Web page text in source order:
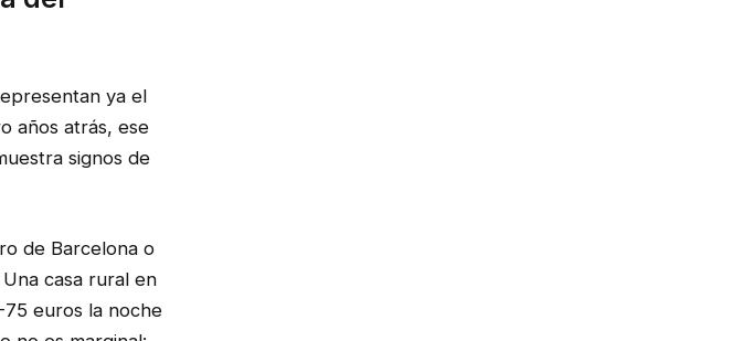
ya el
años atrás, ese
signos de
de Barcelona o
casa rural en
euros la noche